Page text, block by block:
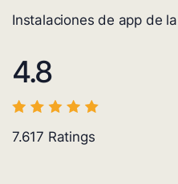
Instalaciones de app de
4.8
7.617 Ratings